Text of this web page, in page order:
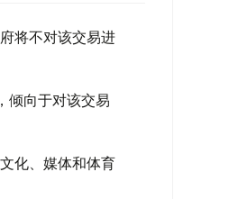
将不对该交易进
倾向于对该交易
化、媒体和体育